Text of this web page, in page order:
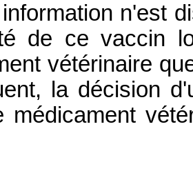
n'est
de ce vaccin
vétérinaire
la décision
médicament